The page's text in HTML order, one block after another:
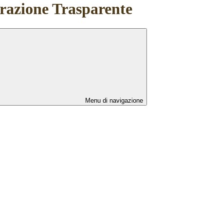
Trasparente
Menu di navigazione